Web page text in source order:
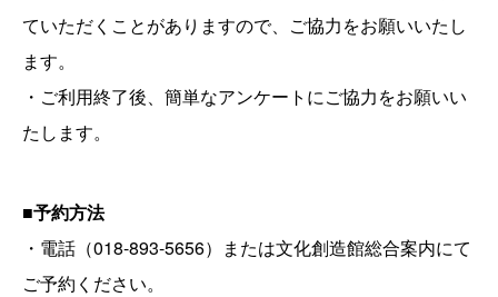
ていただくことがありますので、ご協力をお願いいたし
ます。
・ご利用終了後、簡単なアンケートにご協力をお願いい
たします。
■予約方法
・電話（018-893-5656）または文化創造館総合案内にて
ご予約ください。